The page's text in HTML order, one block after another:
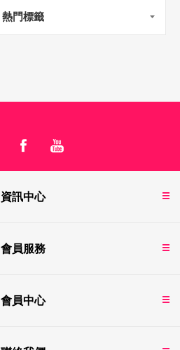
熱門標籤
資訊中心
會員服務
會員中心